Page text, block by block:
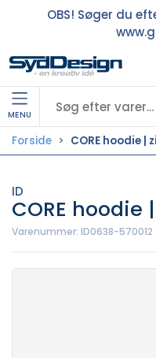
OBS! Søger du
MENU
Forside CORE hoodie |
ID
CORE hoodie
Varenummer: ID0638-570012